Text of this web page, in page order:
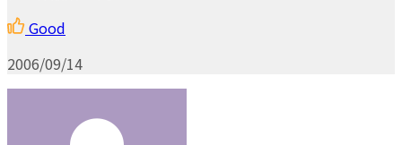
Good
2006/09/14